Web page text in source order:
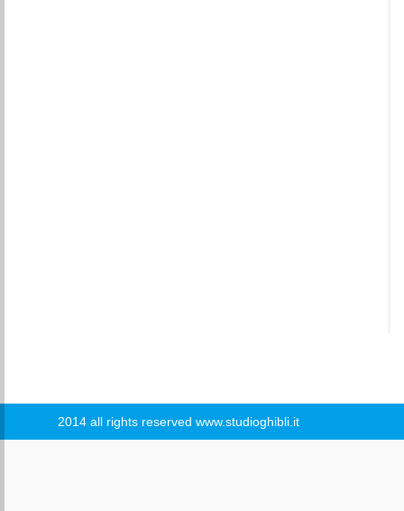
2014 all rights reserved www.studioghibli.it